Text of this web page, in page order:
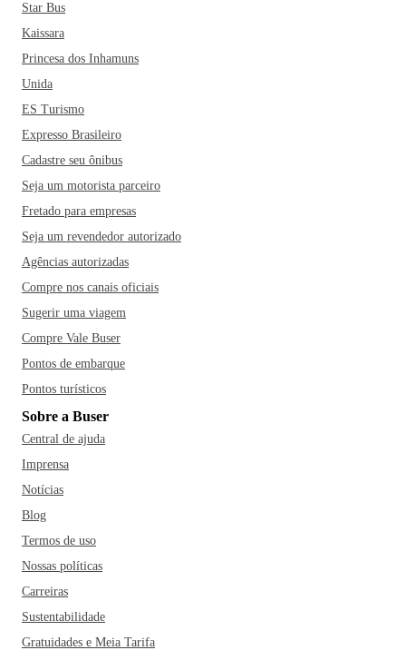
Star Bus
Kaissara
Princesa dos Inhamuns
Unida
ES Turismo
Expresso Brasileiro
Cadastre seu ônibus
Seja um motorista parceiro
Fretado para empresas
Seja um revendedor autorizado
Agências autorizadas
Compre nos canais oficiais
Sugerir uma viagem
Compre Vale Buser
Pontos de embarque
Pontos turísticos
Sobre a Buser
Central de ajuda
Imprensa
Notícias
Blog
Termos de uso
Nossas políticas
Carreiras
Sustentabilidade
Gratuidades e Meia Tarifa